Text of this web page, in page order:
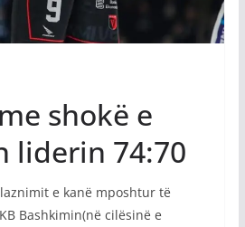
shokë e
liderin 74:70
e kanë mposhtur të
Bashkimin(në cilësinë e